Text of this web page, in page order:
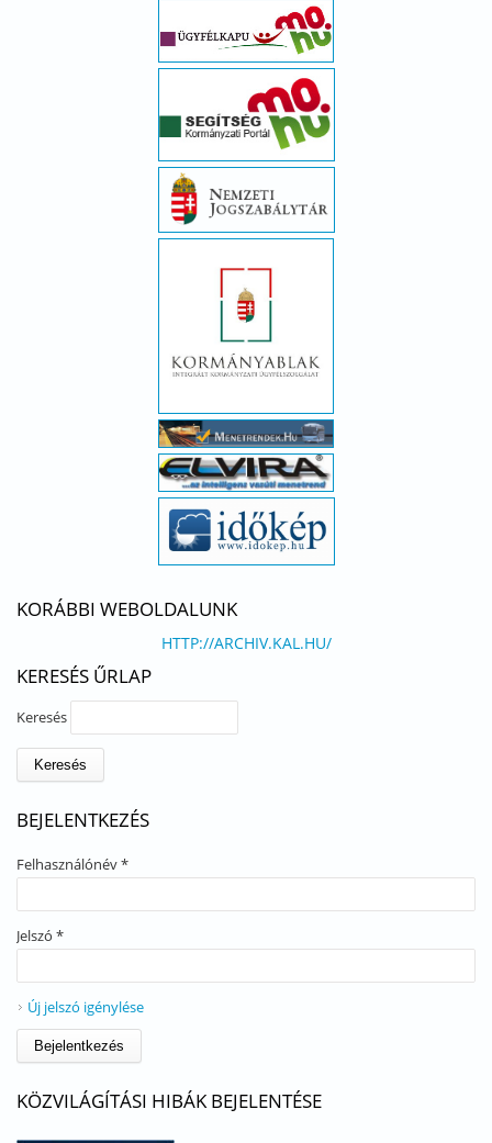
KORÁBBI WEBOLDALUNK
HTTP://ARCHIV.KAL.HU/
KERESÉS ŰRLAP
Keresés
BEJELENTKEZÉS
Felhasználónév*
Jelszó *
Új jelszó igénylése
KÖZVILÁGÍTÁSI HIBÁK BEJELENTÉSE